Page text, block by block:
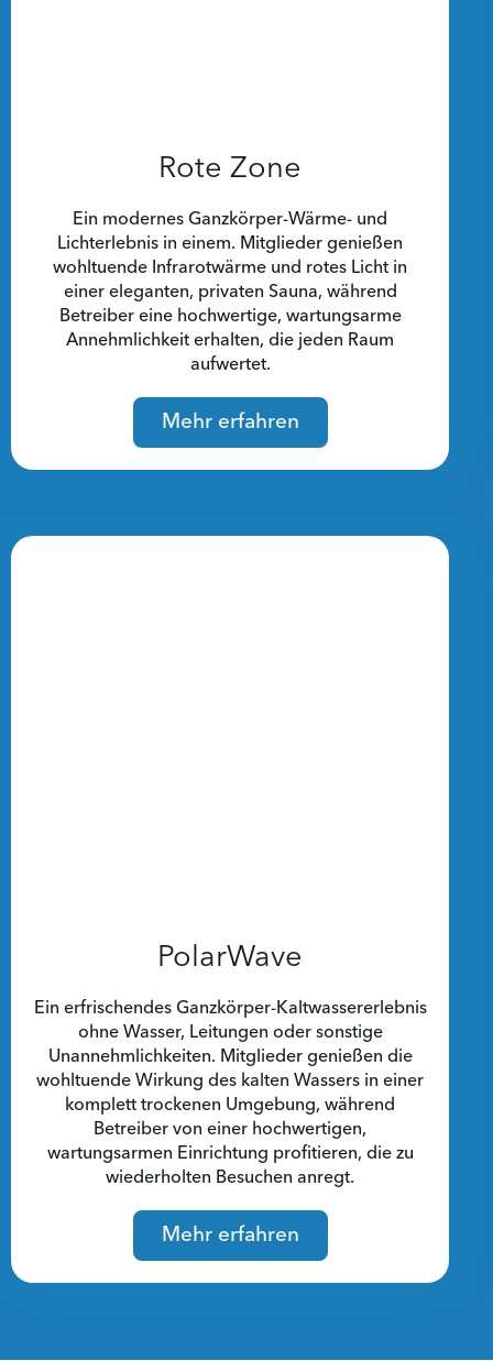
Rote Zone
Ein modernes Ganzkörper-Wärme- und
Lichterlebnis in einem. Mitglieder genießen
wohltuende Infrarotwärme und rotes Licht in
einer eleganten, privaten Sauna, während
Betreiber eine hochwertige, wartungsarme
Annehmlichkeit erhalten, die jeden Raum
aufwertet.
Mehr erfahren
PolarWave
Ein erfrischendes Ganzkörper-Kaltwassererlebnis
ohne Wasser, Leitungen oder sonstige
Unannehmlichkeiten. Mitglieder genießen die
wohltuende Wirkung des kalten Wassers in einer
komplett trockenen Umgebung, während
Betreiber von einer hochwertigen,
wartungsarmen Einrichtung profitieren, die zu
wiederholten Besuchen anregt.
Mehr erfahren